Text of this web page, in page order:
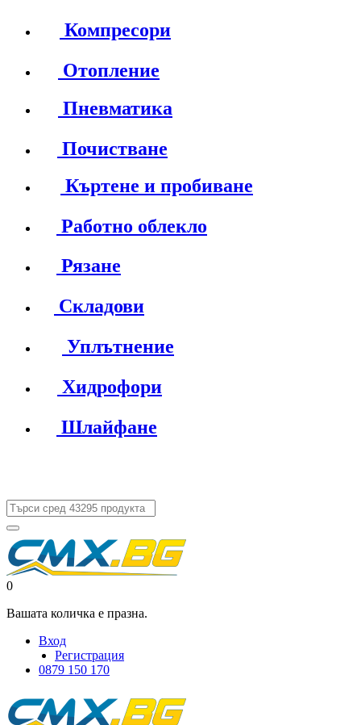
Компресори
Отопление
Пневматика
Почистване
Къртене и пробиване
Работно облекло
Рязане
Складови
Уплътнение
Хидрофори
Шлайфане
0
Вашата количка е празна.
Вход
Регистрация
0879 150 170